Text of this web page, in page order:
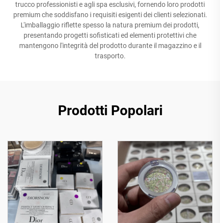
trucco professionisti e agli spa esclusivi, fornendo loro prodotti
premium che soddisfano i requisiti esigenti dei clienti selezionati.
L'imballaggio riflette spesso la natura premium dei prodotti,
presentando progetti sofisticati ed elementi protettivi che
mantengono l'integrità del prodotto durante il magazzino e il
trasporto.
Prodotti Popolari